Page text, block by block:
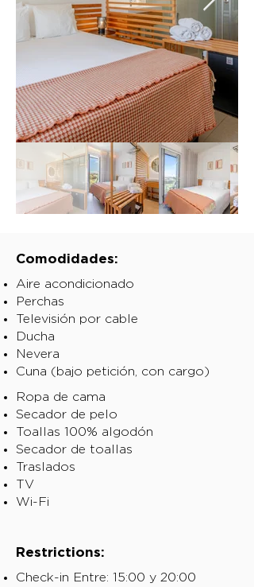
Comodidades:
Aire acondicionado
Perchas
Televisión por cable
Ducha
Nevera
Cuna (bajo petición, con cargo)
Ropa de cama
Secador de pelo
Toallas 100% algodón
Secador de toallas
Traslados
TV
Wi-Fi
Restrictions:
Check-in Entre: 15:00 y 20:00